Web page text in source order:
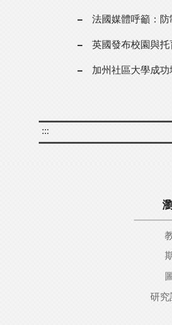
法國媒體呼籲：
英國發布校園與
加州社區大學成
:::
研究